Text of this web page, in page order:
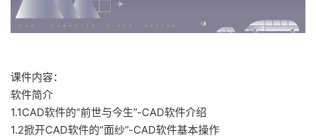
课件内容：
软件简介
1.1CAD软件的“前世与今生”-CAD软件介绍
1.2掀开CAD软件的“面纱”-CAD软件基本操作